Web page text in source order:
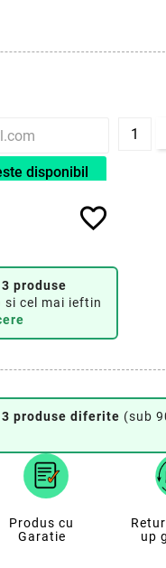
disponibil
favorite_border
3 produse
si cel mai ieftin
3 produse diferite (sub
Produs cu
Garatie
up